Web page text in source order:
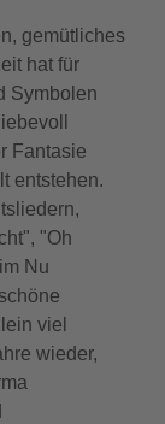
gemütliches
hat für
Symbolen
Fantasie
entstehen.
"Oh
Nu
viel
wieder,